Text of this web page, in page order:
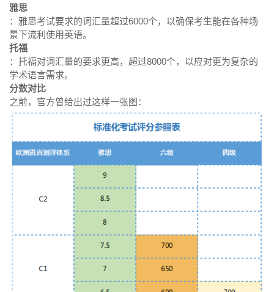
雅思
：雅思考试要求的词汇量超过6000个，以确保考生能在各种场
景下流利使用英语。
托福
：托福对词汇量的要求更高，超过8000个，以应对更为复杂的
学术语言需求。
分数对比
之前，官方曾给出过这样一张图：